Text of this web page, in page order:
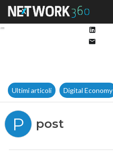
Ultimi articoli Digital Economy
P post